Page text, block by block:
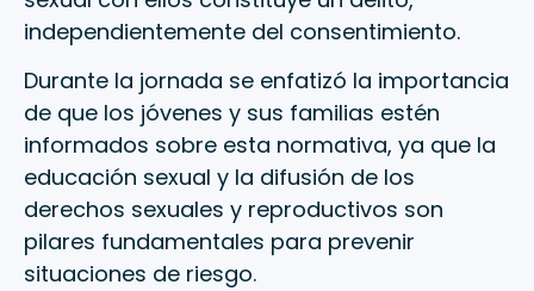
independientemente del consentimiento.
Durante la jornada se enfatizó la importancia
de que los jóvenes y sus familias estén
informados sobre esta normativa, ya que la
educación sexual y la difusión de los
derechos sexuales y reproductivos son
pilares fundamentales para prevenir
situaciones de riesgo.